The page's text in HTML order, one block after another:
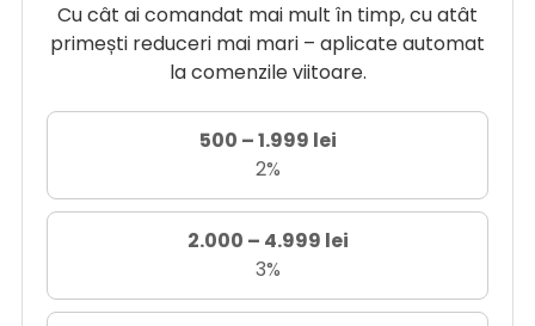
Cu cât ai comandat mai mult în timp, cu atât
primești reduceri mai mari – aplicate automat
la comenzile viitoare.
500 – 1.999 lei
2%
2.000 – 4.999 lei
3%